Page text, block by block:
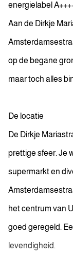
energielabel
Aan de Dirkje
op de begane
maar toch alles
De locatie
De Dirkje
prettige sfeer. Je
supermarkt en
het centrum van
goed geregeld.
levendigheid.